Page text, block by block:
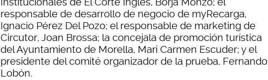
responsable de desarrollo de negocio de myRecarga,
Ignacio Pérez Del Pozo; el responsable de marketing de
Circutor, Joan Brossa; la concejala de promoción turística
del Ayuntamiento de Morella, Mari Carmen Escuder; y el
presidente del comité organizador de la prueba, Fernando
Lobón.